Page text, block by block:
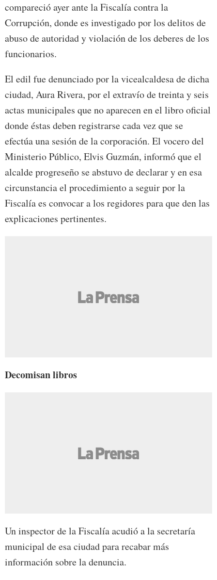
compareció ayer ante la Fiscalía contra la
Corrupción, donde es investigado por los delitos de
abuso de autoridad y violación de los deberes de los
funcionarios.
El edil fue denunciado por la vicealcaldesa de dicha
ciudad, Aura Rivera, por el extravío de treinta y seis
actas municipales que no aparecen en el libro oficial
donde éstas deben registrarse cada vez que se
efectúa una sesión de la corporación. El vocero del
Ministerio Público, Elvis Guzmán, informó que el
alcalde progreseño se abstuvo de declarar y en esa
circunstancia el procedimiento a seguir por la
Fiscalía es convocar a los regidores para que den las
explicaciones pertinentes.
Decomisan libros
Un inspector de la Fiscalía acudió a la secretaría
municipal de esa ciudad para recabar más
información sobre la denuncia.